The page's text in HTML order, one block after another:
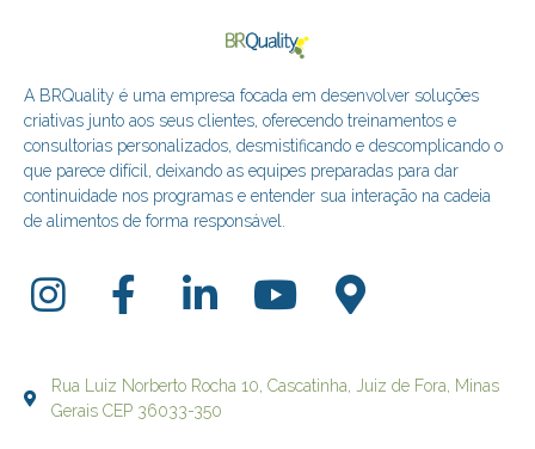
A BRQuality é uma empresa focada em desenvolver soluções
criativas junto aos seus clientes, oferecendo treinamentos e
consultorias personalizados, desmistificando e descomplicando o
que parece difícil, deixando as equipes preparadas para dar
continuidade nos programas e entender sua interação na cadeia
de alimentos de forma responsável.
Rua Luiz Norberto Rocha 10, Cascatinha, Juiz de Fora, Minas
Gerais CEP 36033-350